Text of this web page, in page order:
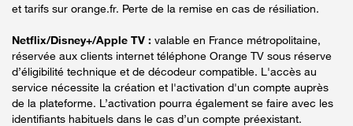
et tarifs sur orange.fr. Perte de la remise en cas de résiliation.
Netflix/Disney+/Apple TV : valable en France métropolitaine,
réservée aux clients internet téléphone Orange TV sous réserve
d’éligibilité technique et de décodeur compatible. L'accès au
service nécessite la création et l'activation d'un compte auprès
de la plateforme. L’activation pourra également se faire avec les
identifiants habituels dans le cas d’un compte préexistant.